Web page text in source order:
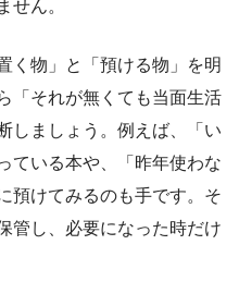
せん。
く物」と「預ける物」を明
「それが無くても当面生活
しましょう。例えば、「い
ている本や、「昨年使わな
預けてみるのも手です。そ
管し、必要になった時だけ